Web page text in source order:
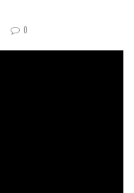
0